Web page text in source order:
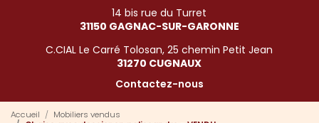
14 bis rue du Turret
31150 GAGNAC-SUR-GARONNE
C.CIAL Le Carré Tolosan, 25 chemin Petit Jean
31270 CUGNAUX
Contactez-nous
Accueil
Mobiliers vendus